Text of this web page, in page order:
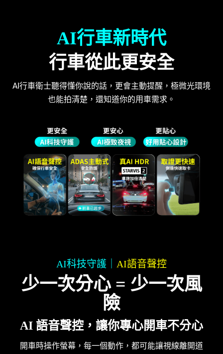
AI行車新時代
行車從此更安全
AI行車衛士聽得懂你說的話，更會主動提醒，極微光環境
也能拍清楚，還知道你的用車需求。
AI科技守護｜ AI語音聲控
少一次分心 = 少一次風
險
AI 語音聲控，讓你專心開車不分心
開車時操作螢幕，每一個動作，都可能讓視線離開道